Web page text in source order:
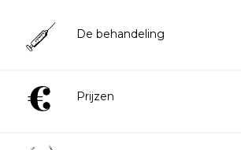
De behandeling
Prijzen